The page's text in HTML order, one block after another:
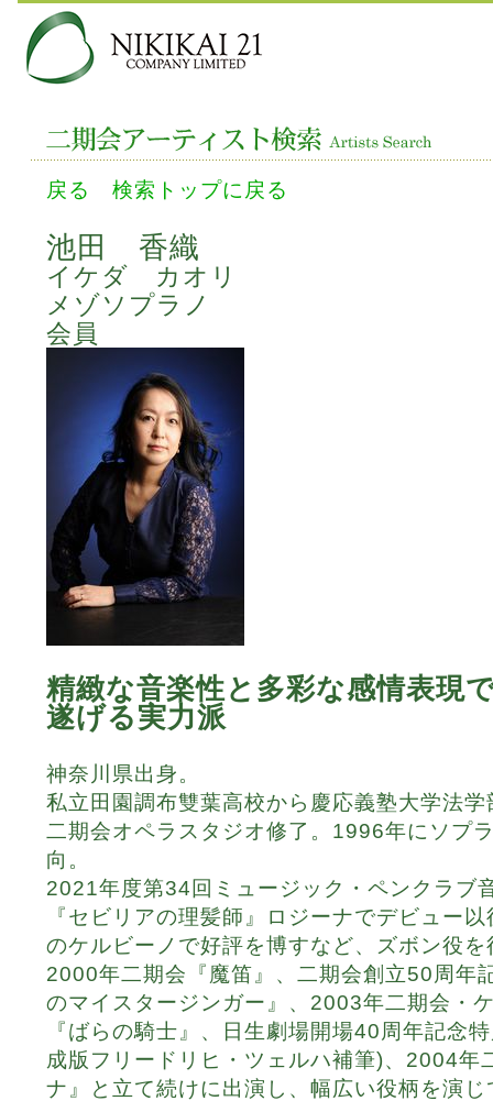
戻る 検索トップに戻る
池田 香織
イケダ カオリ
メゾソプラノ
会員
精緻な音楽性と多彩な感情表現
遂げる実力派
神奈川県出身。
私立田園調布雙葉高校から慶応義塾大学法
二期会オペラスタジオ修了。1996年にソプ
向。
2021年度第34回ミュージック・ペンクラブ
『セビリアの理髪師』ロジーナでデビュー
のケルビーノで好評を博すなど、ズボン役
2000年二期会『魔笛』、二期会創立50周年
のマイスタージンガー』、2003年二期会・
『ばらの騎士』、日生劇場開場40周年記念
成版フリードリヒ・ツェルハ補筆)、2004年
ナ』と立て続けに出演し、幅広い役柄を演